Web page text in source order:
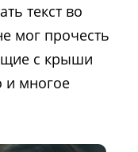
текст во
мог прочесть
с крыши
и многое